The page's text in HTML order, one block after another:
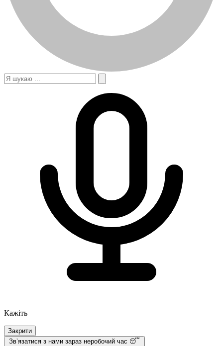
Кажіть
Закрити
Звʼязатися з нами зараз неробочий час 😴